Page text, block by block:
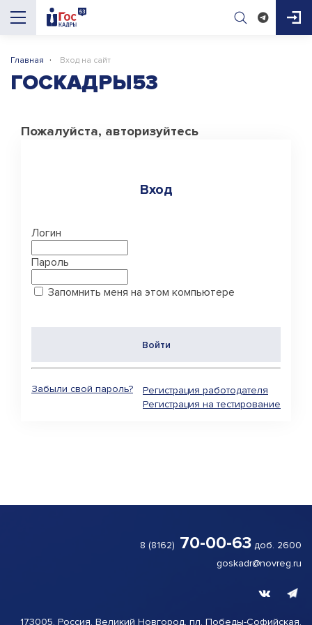
Главная · Вход на сайт
ГОСКАДРЫ53
Пожалуйста, авторизуйтесь
Вход
Логин
Пароль
Запомнить меня на этом компьютере
Забыли свой пароль?
Регистрация работодателя
Регистрация на тестирование
8 (8162) 70-00-63 доб. 2600
goskadr@novreg.ru
173005, Россия, Великий Новгород, пл. Победы-Софийская,
AI-помощник
ГосКадры53
ГосКадры53. Могу подсказать про